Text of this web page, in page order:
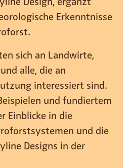
Erkenntnisse
sich an Landwirte,
alle, die an
interessiert sind.
und fundiertem
Einblicke in die
und die
Designs in der